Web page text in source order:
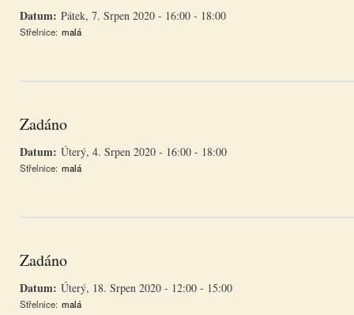
Datum: Pátek, 7. Srpen 2020 - 16:00 - 18:00
Střelnice: malá
Zadáno
Datum: Úterý, 4. Srpen 2020 - 16:00 - 18:00
Střelnice: malá
Zadáno
Datum: Úterý, 18. Srpen 2020 - 12:00 - 15:00
Střelnice: malá